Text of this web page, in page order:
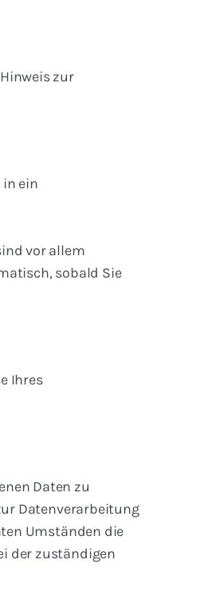
zur
in ein
vor allem
sobald Sie
Ihres
Daten zu
Datenverarbeitung
Umständen die
der zuständigen